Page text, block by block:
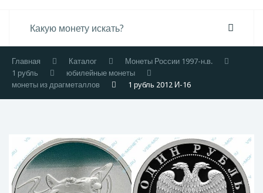
Главная Каталог
Монеты России 1997-н.в.
1 рубль
юбилейные монеты
монеты из драгметаллов
1 рубль 2012 И-16